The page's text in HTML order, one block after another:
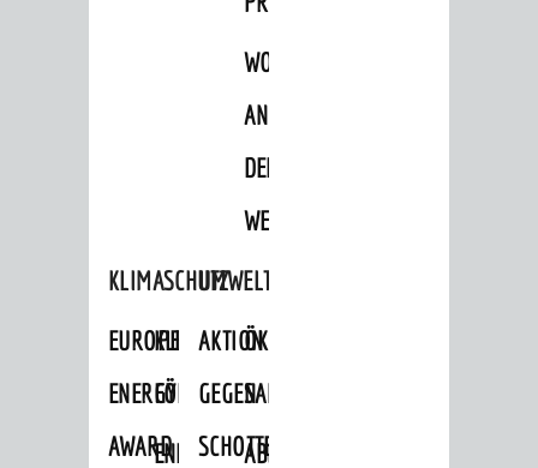
WOHNBEBAUUNG
AN
DER
WEINBERGSTRASSE
KLIMASCHUTZ
EUROPEAN
ENERGY
AWARD
KLIMASCHUTZ-
FÖRDERPROGRAMME
ENERGIEBERATUNG
UMWELTSCHUTZ
AKTION
GEGEN
SCHOTTERGÄRTEN
ÖKOLOGISCHE
SANIERUNG/WAIDSEE
ABFALL